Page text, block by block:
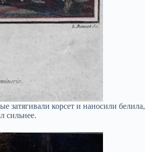
корсет и наносили
сильнее.